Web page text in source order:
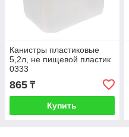
Канистры пластиковые
5,2л, не пищевой пластик
0333
865 ₸
Купить